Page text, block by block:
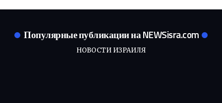
Популярные публикации на NEWSisra.com
НОВОСТИ ИЗРАИЛЯ